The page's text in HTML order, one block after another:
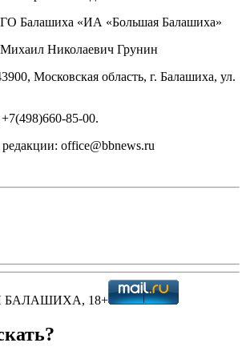
Балашиха «ИА «Большая Балашиха»
Николаевич Грунин
Московская область, г. Балашиха, ул.
85-00.
office@bbnews.ru
БАЛАШИХА, 18+